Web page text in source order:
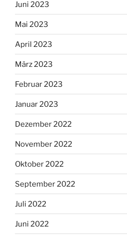
Juni 2023
Mai 2023
April 2023
März 2023
Februar 2023
Januar 2023
Dezember 2022
November 2022
Oktober 2022
September 2022
Juli 2022
Juni 2022